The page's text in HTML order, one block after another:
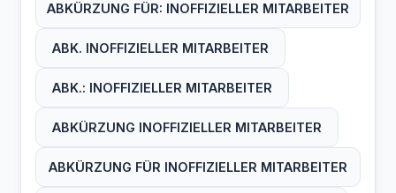
ABKÜRZUNG FÜR: INOFFIZIELLER MITARBEITER
ABK. INOFFIZIELLER MITARBEITER
ABK.: INOFFIZIELLER MITARBEITER
ABKÜRZUNG INOFFIZIELLER MITARBEITER
ABKÜRZUNG FÜR INOFFIZIELLER MITARBEITER